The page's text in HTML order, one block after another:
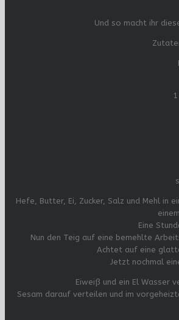
Und so macht ihr
Hefe, Butter, Ei, Zucker, Salz und Mehl in
Eine
Nun den Teig auf eine bemehlte
Achtet auf eine
Jetzt nochmal
Eiweiß und ein El Wasser
Sesam darauf verteilen und im